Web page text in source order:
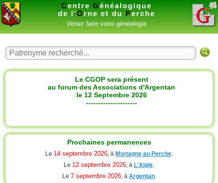
Centre Généalogique
de l'O rne et du Perche
Venez faire votre généalogie
Le CGOP sera présent
au forum des Associations d'Argentan
le 12 Septembre 2026
---------------------
Prochaines permanences
Le 14 septembre 2026, à Mortagne au Perche.
Le 12 septembre 2026, à L'Aigle.
Le 7 septembre 2026, à Argentan.